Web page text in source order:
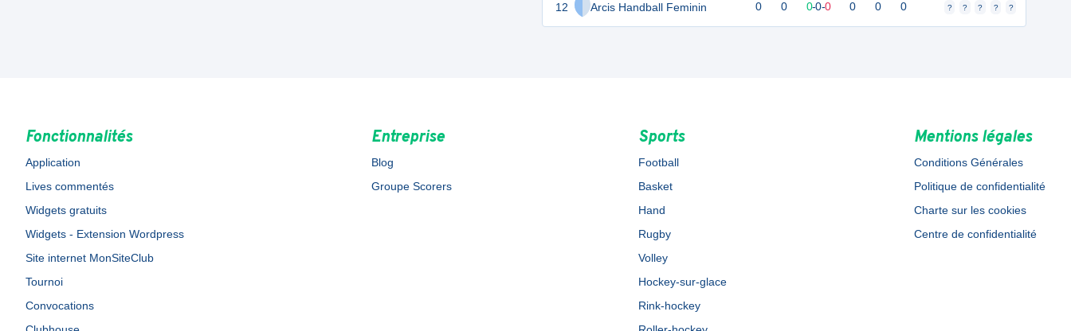
12 Arcis Handball Feminin 0 0 0-0-0 0 0 0 ? ? ? ? ?
Fonctionnalités
Application
Lives commentés
Widgets gratuits
Widgets - Extension Wordpress
Site internet MonSiteClub
Tournoi
Convocations
Entreprise
Blog
Groupe Scorers
Sports
Football
Basket
Hand
Rugby
Volley
Hockey-sur-glace
Rink-hockey
Mentions légales
Conditions Générales
Politique de confidentialité
Charte sur les cookies
Centre de confidentialité